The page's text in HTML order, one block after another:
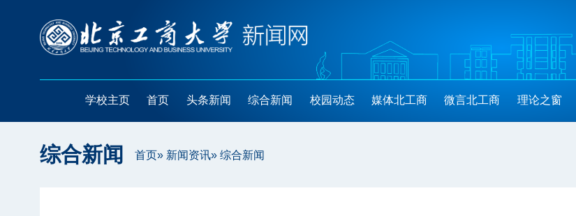
学校主页 首页 头条新闻 综合新闻 校园动态 媒体北工商 微言北工商 理论之窗
综合新闻 首页» 新闻资讯» 综合新闻